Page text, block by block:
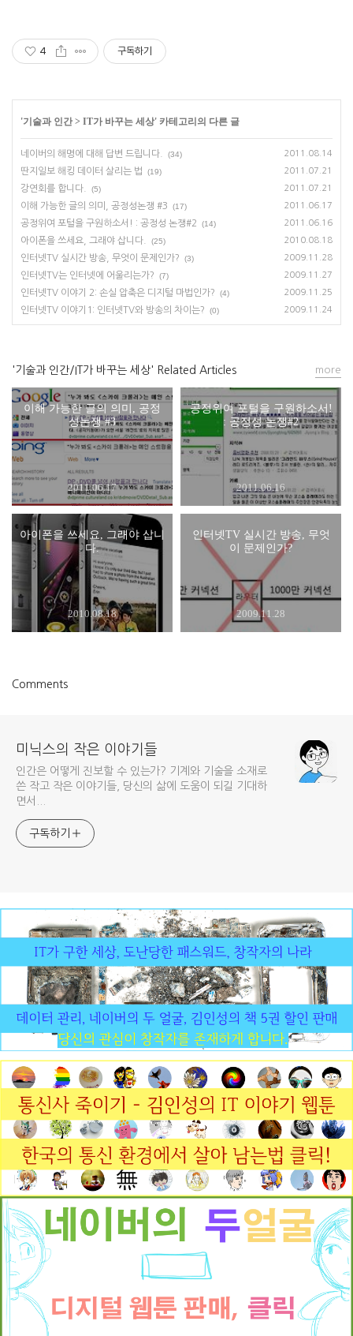
4 구독하기
'기술과 인간 > IT가 바꾸는 세상' 카테고리의 다른 글
네이버의 해명에 대해 답변 드립니다. (34) 2011.08.14
딴지일보 해킹 데이터 살리는 법 (19) 2011.07.21
강연회를 합니다. (5) 2011.07.21
이해 가능한 글의 의미, 공정성논쟁 #3 (17) 2011.06.17
공정위여 포털을 구원하소서! : 공정성 논쟁#2 (14) 2011.06.16
아이폰을 쓰세요, 그래야 삽니다. (25) 2010.08.18
인터넷TV 실시간 방송, 무엇이 문제인가? (3) 2009.11.28
인터넷TV는 인터넷에 어울리는가? (7) 2009.11.27
인터넷TV 이야기 2: 손실 압축은 디지털 마법인가? (4) 2009.11.25
인터넷TV 이야기1: 인터넷TV와 방송의 차이는? (0) 2009.11.24
'기술과 인간/IT가 바꾸는 세상' Related Articles
이해 가능한 글의 의미, 공정
성논쟁 #3
2011.06.17
공정위여 포털을 구원하소서!
: 공정성 논쟁#2
2011.06.16
아이폰을 쓰세요, 그래야 삽니
다.
2010.08.18
인터넷TV 실시간 방송, 무엇
이 문제인가?
2009.11.28
more
Comments
미닉스의 작은 이야기들
인간은 어떻게 진보할 수 있는가? 기계와 기술을 소재로
쓴 작고 작은 이야기들, 당신의 삶에 도움이 되길 기대하
면서...
구독하기